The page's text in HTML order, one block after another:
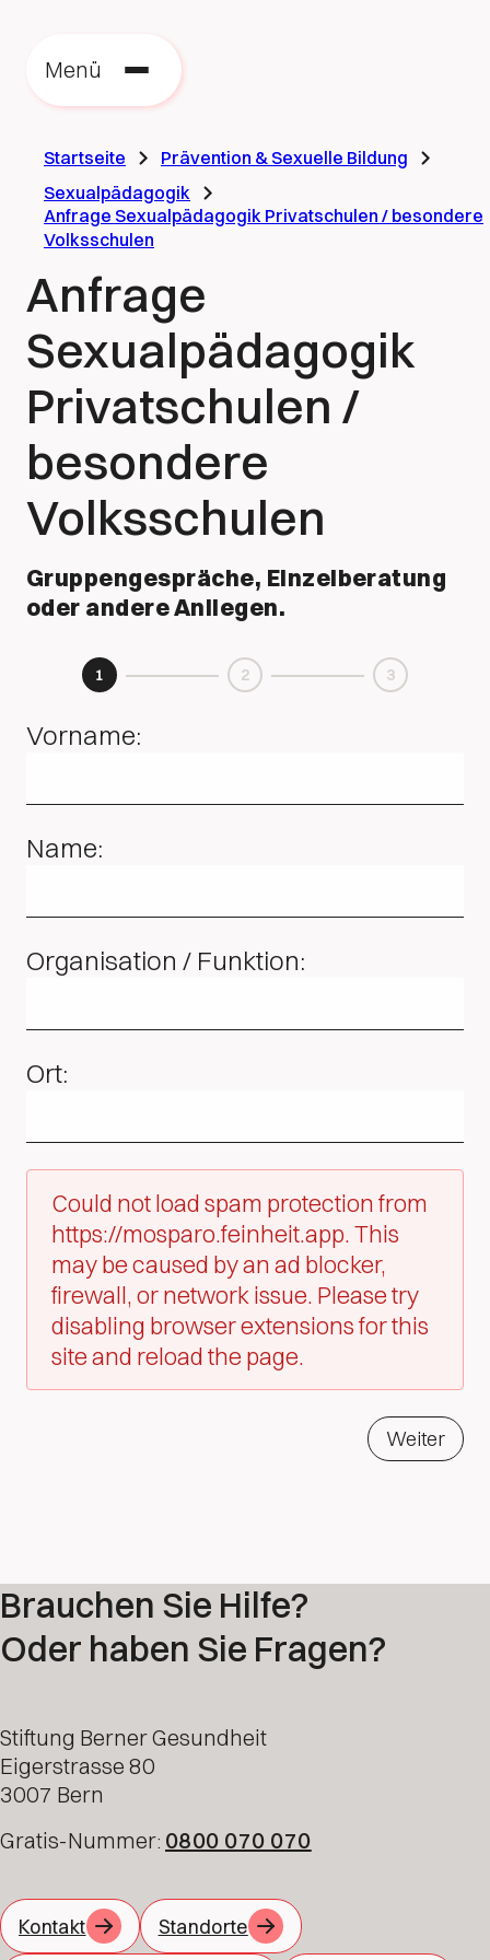
Menü
Startseite
Prävention & Sexuelle Bildung
Sexualpädagogik
Anfrage Sexualpädagogik Privatschulen / besondere
Volksschulen
Anfrage
Sexualpädagogik
Privatschulen /
besondere
Volksschulen
Gruppengespräche, Einzelberatung
oder andere Anliegen.
1 2 3
Vorname:
Name:
Organisation / Funktion:
Ort:
Could not load spam protection from
https://mosparo.feinheit.app. This
may be caused by an ad blocker,
firewall, or network issue. Please try
disabling browser extensions for this
site and reload the page.
Weiter
Brauchen Sie Hilfe?
Oder haben Sie Fragen?
Stiftung Berner Gesundheit
Eigerstrasse 80
3007 Bern
Gratis-Nummer: 0800 070 070
Kontakt Standorte